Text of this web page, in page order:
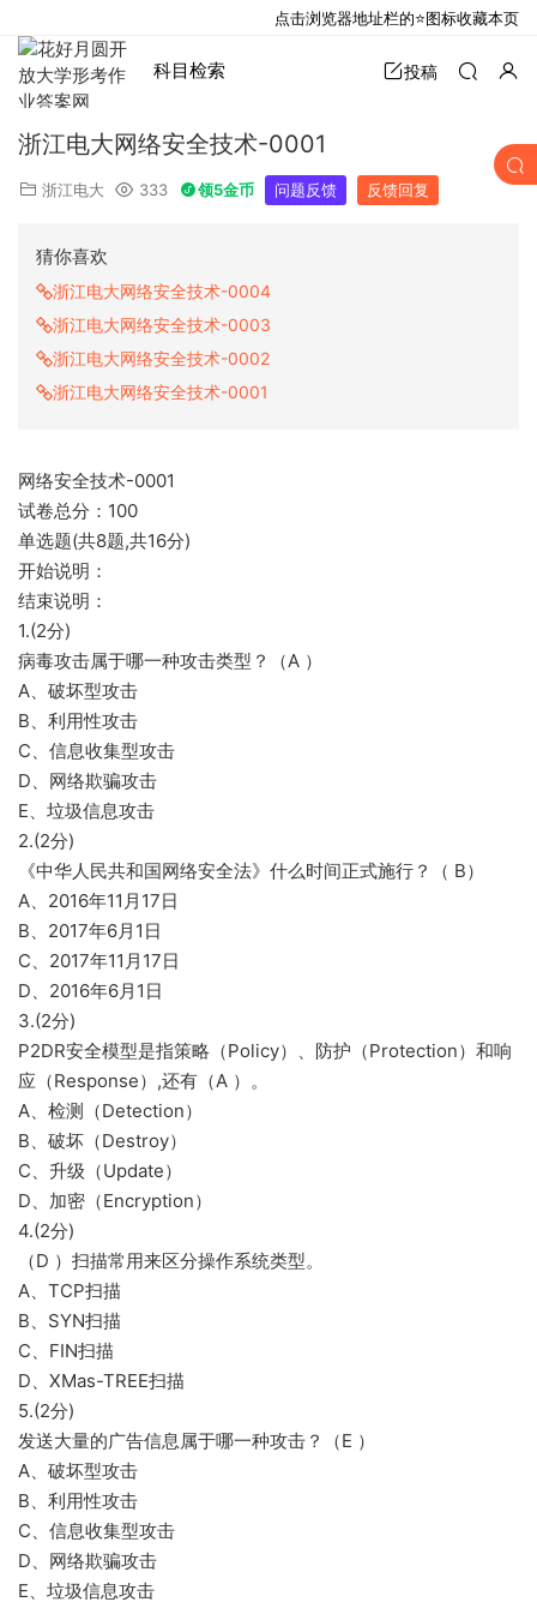
科目检索 投稿
浙江电大网络安全技术-0001
浙江电大 333 领5金币 问题反馈 反馈回复
猜你喜欢
浙江电大网络安全技术-0004
浙江电大网络安全技术-0003
浙江电大网络安全技术-0002
浙江电大网络安全技术-0001
网络安全技术-0001
试卷总分：100
单选题(共8题,共16分)
开始说明：
结束说明：
1.(2分)
病毒攻击属于哪一种攻击类型？（A ）
A、破坏型攻击
B、利用性攻击
C、信息收集型攻击
D、网络欺骗攻击
E、垃圾信息攻击
2.(2分)
《中华人民共和国网络安全法》什么时间正式施行？（ B）
A、2016年11月17日
B、2017年6月1日
C、2017年11月17日
D、2016年6月1日
3.(2分)
P2DR安全模型是指策略（Policy）、防护（Protection）和响
应（Response）,还有（A ）。
A、检测（Detection）
B、破坏（Destroy）
C、升级（Update）
D、加密（Encryption）
4.(2分)
（D ）扫描常用来区分操作系统类型。
A、TCP扫描
B、SYN扫描
C、FIN扫描
D、XMas-TREE扫描
5.(2分)
发送大量的广告信息属于哪一种攻击？（E ）
A、破坏型攻击
B、利用性攻击
C、信息收集型攻击
D、网络欺骗攻击
E、垃圾信息攻击
点击浏览器地址栏的⭐图标收藏本页